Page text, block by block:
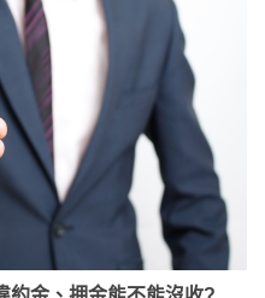
單，協助企業兼顧安全、合法